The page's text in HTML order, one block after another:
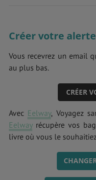
Créer votre alerte
Vous recevrez un email
au plus bas.
CRÉER
Avec Eelway, Voyagez
Eelwayrécupère vos
livre où vous le